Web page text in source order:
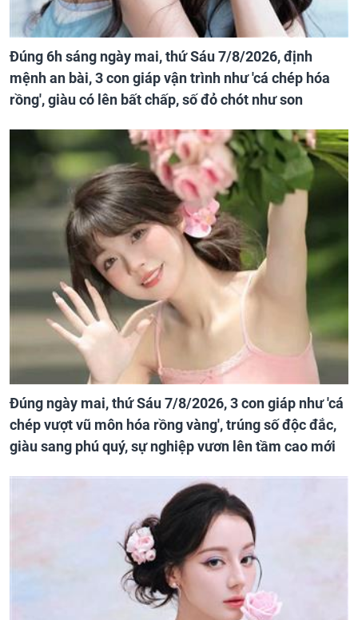
Đúng 6h sáng ngày mai, thứ Sáu 7/8/2026, định
mệnh an bài, 3 con giáp vận trình như 'cá chép hóa
rồng', giàu có lên bất chấp, số đỏ chót như son
Đúng ngày mai, thứ Sáu 7/8/2026, 3 con giáp như 'cá
chép vượt vũ môn hóa rồng vàng', trúng số độc đắc,
giàu sang phú quý, sự nghiệp vươn lên tầm cao mới